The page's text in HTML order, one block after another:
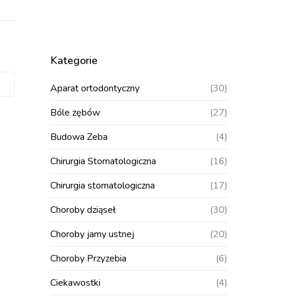
Kategorie
Aparat ortodontyczny
(30)
Bóle zębów
(27)
Budowa Zeba
(4)
Chirurgia Stomatologiczna
(16)
Chirurgia stomatologiczna
(17)
Choroby dziąseł
(30)
Choroby jamy ustnej
(20)
Choroby Przyzebia
(6)
Ciekawostki
(4)